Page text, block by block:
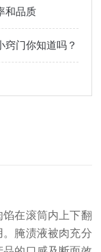
和品质
窍门你知道吗？
在滚筒内上下翻
腌渍液被肉充分